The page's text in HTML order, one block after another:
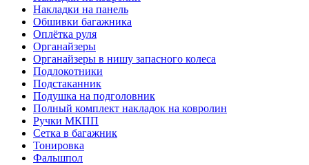
Накладки на панель
Обшивки багажника
Оплётка руля
Органайзеры
Органайзеры в нишу запасного колеса
Подлокотники
Подстаканник
Подушка на подголовник
Полный комплект накладок на ковролин
Ручки МКПП
Сетка в багажник
Тонировка
Фальшпол